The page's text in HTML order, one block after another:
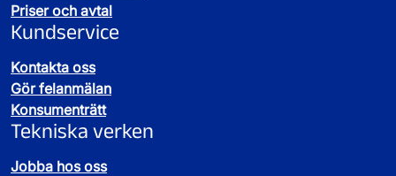
Priser och avtal
Kundservice
Kontakta oss
Gör felanmälan
Konsumenträtt
Tekniska verken
Jobba hos oss